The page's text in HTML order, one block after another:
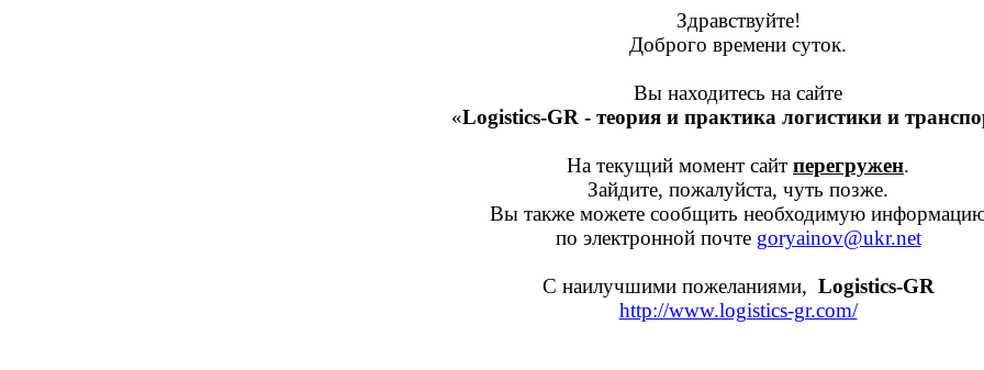
Здравствуйте!
Доброго времени суток.
Вы находитесь на сайте
«Logistics-GR - теория и практика логистики и
На текущий момент сайт перегружен.
Зайдите, пожалуйста, чуть позже.
Вы также можете сообщить необходимую
по электронной почте goryainov@ukr.net
С наилучшими пожеланиями, Logistics-GR
http://www.logistics-gr.com/